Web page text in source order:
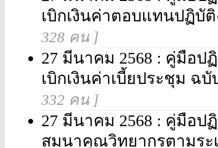
เบิกเงินค่าตอบแทนปฏิบั
328 คน ]
27 มีนาคม 2568 : คู่มือป
เบิกเงินค่าเบี้ยประชุม ฉ
332 คน ]
27 มีนาคม 2568 : คู่มือป
สมนาคุณวิทยากรตามระ